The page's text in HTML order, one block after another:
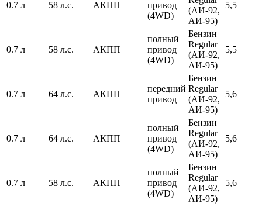
0.7 л 58 л.с. АКПП
привод
(4WD)
(АИ-92,
АИ-95)
5,5
0.7 л 58 л.с. АКПП
полный
привод
(4WD)
Бензин
Regular
(АИ-92,
АИ-95)
5,5
0.7 л 64 л.с. АКПП
передний
привод
Бензин
Regular
(АИ-92,
АИ-95)
5,6
0.7 л 64 л.с. АКПП
полный
привод
(4WD)
Бензин
Regular
(АИ-92,
АИ-95)
5,6
0.7 л 58 л.с. АКПП
полный
привод
(4WD)
Бензин
Regular
(АИ-92,
АИ-95)
5,6